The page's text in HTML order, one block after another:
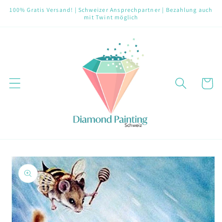
zum
100% Gratis Versand! | Schweizer Ansprechpartner | Bezahlung auch
mit Twint möglich